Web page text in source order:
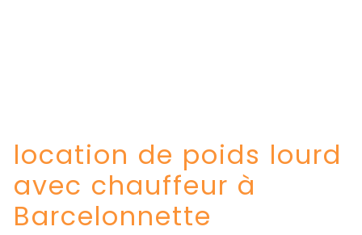
location de poids lourd
avec chauffeur à
Barcelonnette